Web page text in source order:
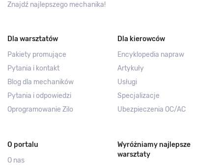
Znajdź najlepszego mechanika!
Dla warsztatów
Pakiety promujące
Pytania i kontakt
Blog dla mechaników
Pytania i odpowiedzi
Oprogramowanie Zilo
Dla kierowców
Encyklopedia napraw
Artykuły
Usługi
Specjalizacje
Ubezpieczenia OC/AC
O portalu
O nas
Wyróżniamy najlepsze
warsztaty